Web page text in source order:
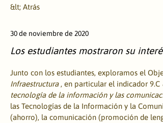
&lt; Atrás
30 de noviembre de 2020
Los estudiantes mostraron su
Junto con los estudiantes, exploramos el
Infraestructura , en particular el indicador 9.C
tecnología de la información y las
las Tecnologías de la Información y la
(ahorro), la comunicación (promoción de